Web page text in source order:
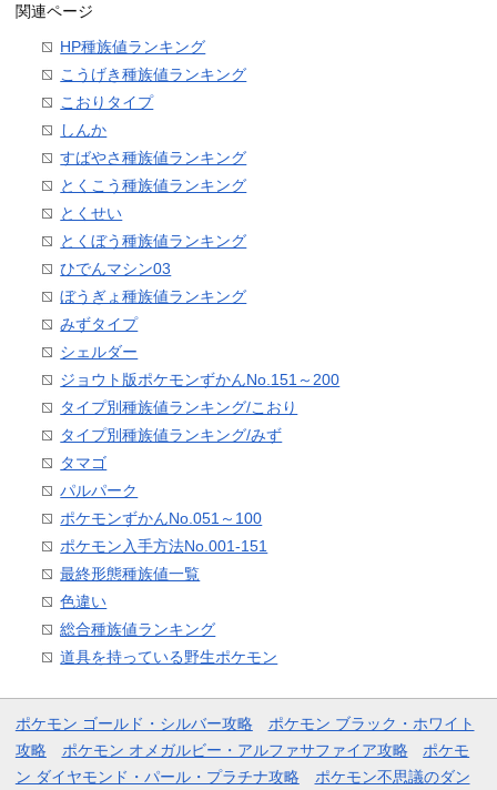
関連ページ
HP種族値ランキング
こうげき種族値ランキング
こおりタイプ
しんか
すばやさ種族値ランキング
とくこう種族値ランキング
とくせい
とくぼう種族値ランキング
ひでんマシン03
ぼうぎょ種族値ランキング
みずタイプ
シェルダー
ジョウト版ポケモンずかんNo.151～200
タイプ別種族値ランキング/こおり
タイプ別種族値ランキング/みず
タマゴ
パルパーク
ポケモンずかんNo.051～100
ポケモン入手方法No.001-151
最終形態種族値一覧
色違い
総合種族値ランキング
道具を持っている野生ポケモン
ポケモン ゴールド・シルバー攻略
ポケモン ブラック・ホワイト
攻略
ポケモン オメガルビー・アルファサファイア攻略
ポケモ
ン ダイヤモンド・パール・プラチナ攻略
ポケモン不思議のダン